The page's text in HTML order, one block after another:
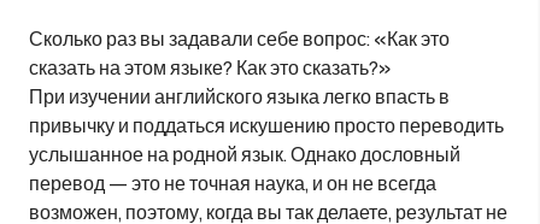
Сколько раз вы задавали себе вопрос: «Как это
сказать на этом языке? Как это сказать?»
При изучении английского языка легко впасть в
привычку и поддаться искушению просто переводить
услышанное на родной язык. Однако дословный
перевод — это не точная наука, и он не всегда
возможен, поэтому, когда вы так делаете, результат не